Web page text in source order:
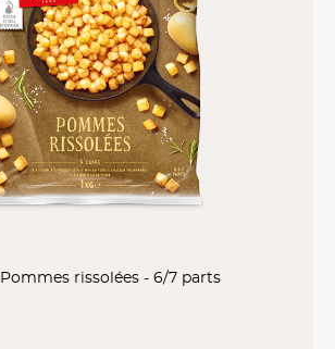
Pommes rissolées - 6/7 parts